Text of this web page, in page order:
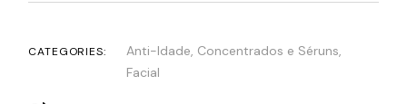
CATEGORIES: Anti-Idade, Concentrados e Séruns,
Facial